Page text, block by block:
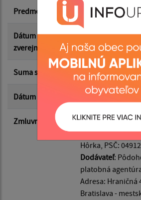
Filtrovať
Predmet Dodatok ku
Dátum
zverejnenia
21.11.2025
Suma s DPH* 0.00 €
Dátum uzavretia 11.09.2025
Zmluvná strana Odberateľ:
Adresa: Meliata
Hôrka, PSČ: 04912
Dodávateľ:
platobná
Adresa: Hraničná
Bratislava -